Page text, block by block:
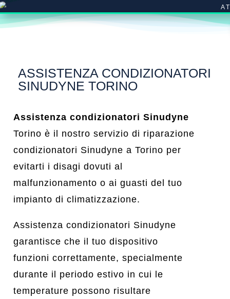
ASSISTENZA CONDIZIONATORI
SINUDYNE TORINO
Assistenza condizionatori Sinudyne
Torino è il nostro servizio di riparazione
condizionatori Sinudyne a Torino per
evitarti i disagi dovuti al
malfunzionamento o ai guasti del tuo
impianto di climatizzazione.
Assistenza condizionatori Sinudyne
garantisce che il tuo dispositivo
funzioni correttamente, specialmente
durante il periodo estivo in cui le
temperature possono risultare